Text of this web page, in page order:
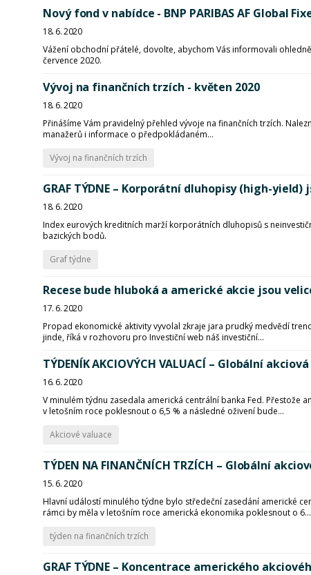
Nový fond v nabídce - BNP PARIBAS AF Global
18. 6. 2020
Vážení obchodní přátelé, dovolte, abychom Vás informovali
července 2020.
Vývoj na finančních trzích - květen 2020
18. 6. 2020
Přinášíme Vám pravidelný přehled vývoje na finančních trzích.
manažerů i informace o předpokládaném...
Vývoj na finančních trzích
GRAF TÝDNE – Korporátní dluhopisy (high-
18. 6. 2020
Index eurových kreditních marží korporátních dluhopisů s
bazických bodů.
Graf týdne
Recese bude hluboká a americké akcie jsou
17. 6. 2020
Propad ekonomické aktivity vyvolal zkraje jara prudký medvědí
jinde, říká v rozhovoru pro Investiční web náš investiční...
TÝDENÍK AKCIOVÝCH VALUACÍ – Globální
16. 6. 2020
V minulém týdnu zasedala americká centrální banka Fed.
v letošním roce poklesnout o 6,5 % a následné oživení bude...
Akciové valuace
TÝDEN NA FINANČNÍCH TRZÍCH – Globální
15. 6. 2020
Hlavní událostí minulého týdne bylo středeční zasedání americké
rámci by měla v letošním roce americká ekonomika poklesnout o 6...
týden na finančních trzích
GRAF TÝDNE – Koncentrace amerického